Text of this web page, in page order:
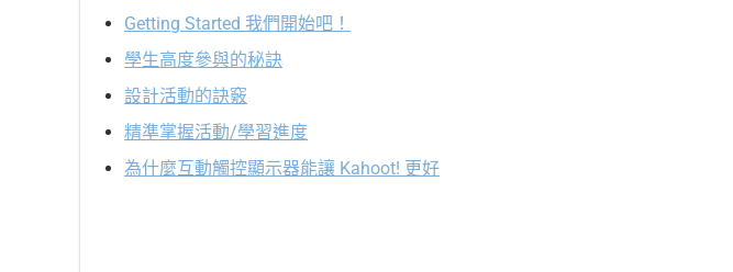
Getting Started 我們開始吧！
學生高度參與的秘訣
設計活動的訣竅
精準掌握活動/學習進度
為什麼互動觸控顯示器能讓 Kahoot! 更好